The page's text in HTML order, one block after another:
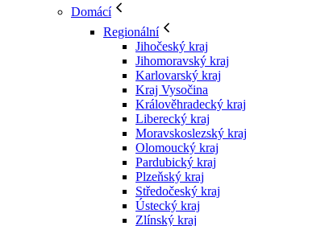
Domácí
Regionální
Jihočeský kraj
Jihomoravský kraj
Karlovarský kraj
Kraj Vysočina
Králověhradecký kraj
Liberecký kraj
Moravskoslezský kraj
Olomoucký kraj
Pardubický kraj
Plzeňský kraj
Středočeský kraj
Ústecký kraj
Zlínský kraj